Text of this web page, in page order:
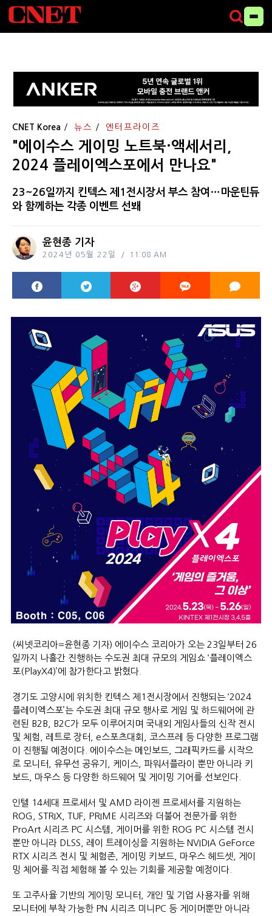
CNET Korea 뉴스 엔터프라이즈
"에이수스 게이밍 노트북·액세서리,
2024 플레이엑스포에서 만나요"
23~26일까지 킨텍스 제1전시장서 부스 참여…마운틴듀
와 함께하는 각종 이벤트 선봬
윤현종 기자
2024년 05월 22일 11:08 AM
(씨넷코리아=윤현종 기자) 에이수스 코리아가 오는 23일부터 26
일까지 나흘간 진행하는 수도권 최대 규모의 게임쇼 ‘플레이엑스
포(PlayX4)’에 참가한다고 밝혔다.
경기도 고양시에 위치한 킨텍스 제1전시장에서 진행되는 ‘2024
플레이엑스포’는 수도권 최대 규모 행사로 게임 및 하드웨어에 관
련된 B2B, B2C가 모두 이루어지며 국내외 게임사들의 신작 전시
및 체험, 레트로 장터, e스포츠대회, 코스프레 등 다양한 프로그램
이 진행될 예정이다. 에이수스는 메인보드, 그래픽카드를 시작으
로 모니터, 유무선 공유기, 케이스, 파워서플라이 뿐만 아니라 키
보드, 마우스 등 다양한 하드웨어 및 게이밍 기어를 선보인다.
인텔 14세대 프로세서 및 AMD 라이젠 프로세서를 지원하는
ROG, STRIX, TUF, PRIME 시리즈와 더불어 전문가를 위한
ProArt 시리즈 PC 시스템, 게이머를 위한 ROG PC 시스템 전시
뿐만 아니라 DLSS, 레이 트레이싱을 지원하는 NVIDIA GeForce
RTX 시리즈 전시 및 체험존, 게이밍 키보드, 마우스 헤드셋, 게이
밍 체어를 직접 체험해 볼 수 있는 기회를 제공할 예정이다.
또 고주사율 기반의 게이밍 모니터, 개인 및 기업 사용자를 위해
모니터에 부착 가능한 PN 시리즈 미니PC 등 게이머뿐만 아니라